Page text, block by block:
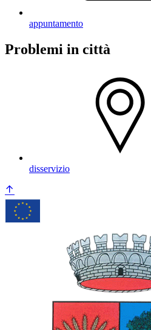
appuntamento
Problemi in città
disservizio